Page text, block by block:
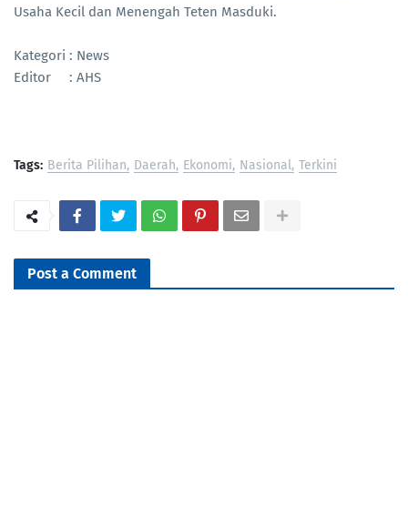
Usaha Kecil dan Menengah Teten Masduki.
Kategori : News
Editor : AHS
Tags: Berita Pilihan Daerah Ekonomi Nasional Terkini
Post a Comment